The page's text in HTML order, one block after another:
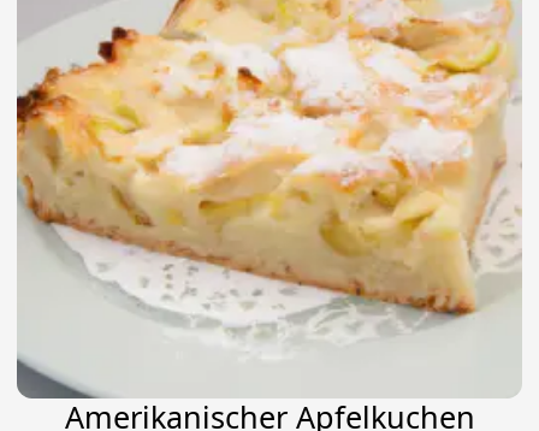
Amerikanischer Apfelkuchen